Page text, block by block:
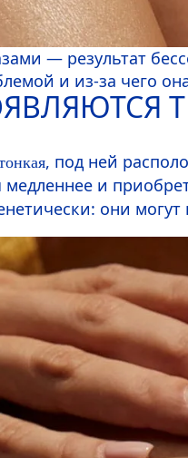
— результат
и из-за чего
, под ней
медленнее и
они